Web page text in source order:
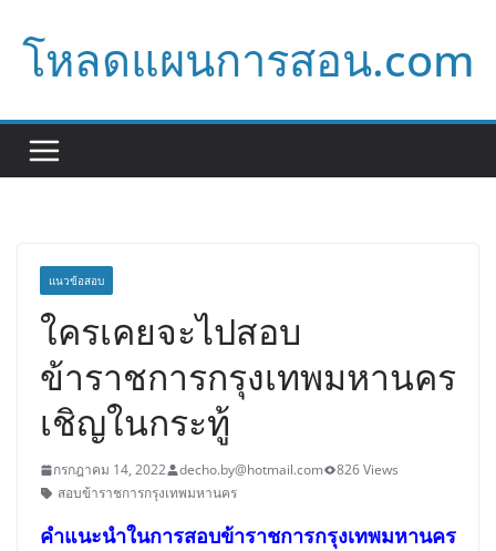
content
โหลดแผนการสอน.com
แนวข้อสอบ
ใครเคยจะไปสอบ
ข้าราชการกรุงเทพมหานคร
เชิญในกระทู้
กรกฎาคม 14, 2022 decho.by@hotmail.com
826 Views
สอบข้าราชการกรุงเทพมหานคร
คำแนะนำในการสอบข้าราชการกรุงเทพมหานคร